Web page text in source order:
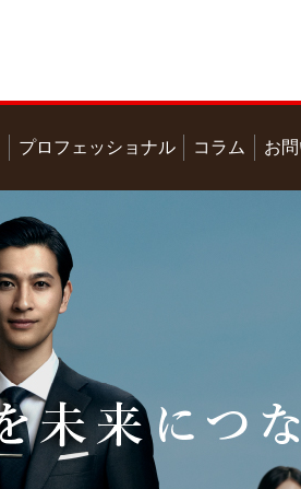
プロフェッショナル コラム お